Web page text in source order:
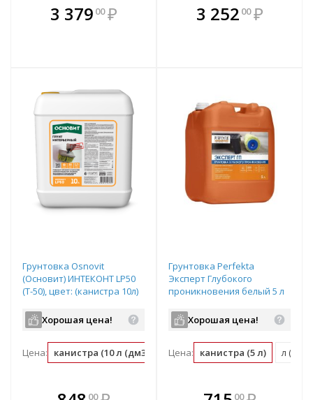
3 379 00 ₽
В комплекте
всегда выгоднее!
В комплекте
всегда выгоднее!
3 252 00 ₽
Грунтовка Osnovit
(Основит) ИНТЕКОНТ LP50
(Т-50), цвет: (канистра 10л)
Хорошая цена!
Цена: канистра (10 л (дм3)) л (дм3) (0.1 канистра)
00 В комплекте
Грунтовка Perfekta
Эксперт Глубокого
проникновения белый 5 л
Хорошая цена!
Цена: канистра (5 л) л (0.2
В комплекте 00